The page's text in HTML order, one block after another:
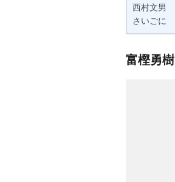
西村文男
さいごに
富樫勇樹